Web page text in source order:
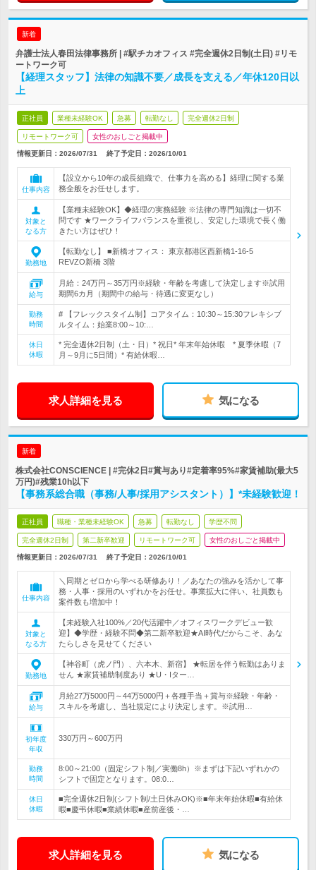
新着
弁護士法人春田法律事務所 | #駅チカオフィス #完全週休2日制(土日) #リモ
ートワーク可
【経理スタッフ】法律の知識不要／成長を支える／年休120日以
上
正社員 業種未経験OK 急募 転勤なし 完全週休2日制
リモートワーク可 女性のおしごと掲載中
情報更新日：2026/07/31 終了予定日： 2026/10/01
仕事内容
【設立から10年の成長組織で、仕事力を高める】経理に関する業
務全般をお任せします。
対象と
なる方
【業種未経験OK】◆経理の実務経験 ※法律の専門知識は一切不
問です ★ワークライフバランスを重視し、安定した環境で長く働
きたい方はぜひ！
勤務地
【転勤なし】 ■新橋オフィス： 東京都港区西新橋1-16-5
REVZO新橋 3階
給与
月給：24万円～35万円※経験・年齢を考慮して決定します※試用
期間6カ月（期間中の給与・待遇に変更なし）
勤務
時間
# 【フレックスタイム制】コアタイム：10:30～15:30フレキシブ
ルタイム：始業8:00～10:…
休日
休暇
* 完全週休2日制（土・日）* 祝日* 年末年始休暇 * 夏季休暇（7
月～9月に5日間）* 有給休暇…
求人詳細を見る 気になる
新着
株式会社CONSCIENCE | #完休2日#賞与あり#定着率95%#家賃補助(最大5
万円)#残業10h以下
【事務系総合職（事務/人事/採用アシスタント）】*未経験歓迎！
正社員 職種・業種未経験OK 急募 転勤なし 学歴不問
完全週休2日制 第二新卒歓迎 リモートワーク可 女性のおしごと掲載中
情報更新日：2026/07/31 終了予定日： 2026/10/01
仕事内容
＼同期とゼロから学べる研修あり！／あなたの強みを活かして事
務・人事・採用のいずれかをお任せ。事業拡大に伴い、社員数も
案件数も増加中！
対象と
なる方
【未経験入社100%／20代活躍中／オフィスワークデビュー歓
迎】◆学歴・経験不問◆第二新卒歓迎★AI時代だからこそ、あな
たらしさを見せてください
勤務地
【神谷町（虎ノ門）、六本木、新宿】 ★転居を伴う転勤はありま
せん ★家賃補助制度あり ★U・Iター…
給与
月給27万5000円～44万5000円＋各種手当＋賞与※経験・年齢・
スキルを考慮し、当社規定により決定します。※試用…
初年度
年収
330万円～600万円
勤務
時間
8:00～21:00（固定シフト制／実働8h）※まずは下記いずれかの
シフトで固定となります。08:0…
休日
休暇
■完全週休2日制(シフト制/土日休みOK)※■年末年始休暇■有給休
暇■慶弔休暇■業績休暇■産前産後・…
求人詳細を見る 気になる